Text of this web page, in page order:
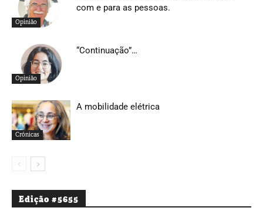
Opinião
com e para as pessoas.
Opinião
“Continuação”…
Crónicas
A mobilidade elétrica
Edição #5655